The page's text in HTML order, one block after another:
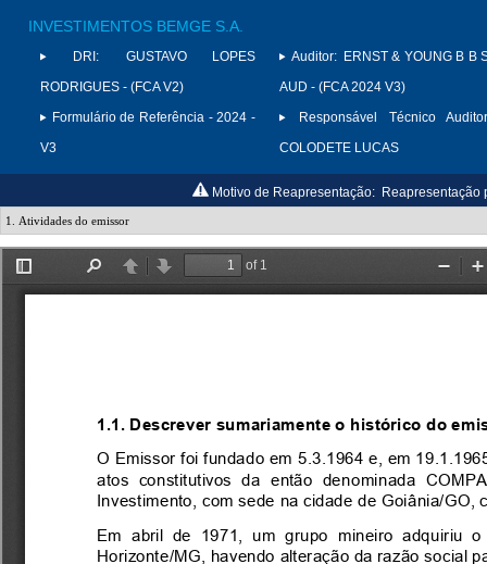
INVESTIMENTOS BEMGE S.A.
DRI:
GUSTAVO LOPES
RODRIGUES - (FCA V2)
Formulário de Referência - 2024 -
V3
Auditor: ERNST & YOUNG B B
AUD - (FCA 2024 V3)
Responsável Técnico
COLODETE LUCAS
Motivo de Reapresentação: Reapresentação